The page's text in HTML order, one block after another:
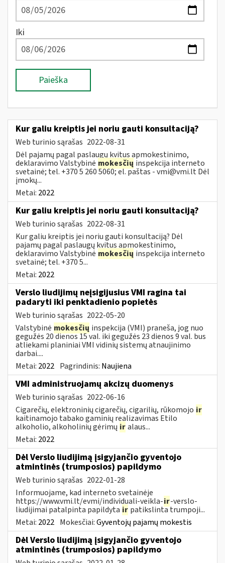
Iki
Paieška
Kur galiu kreiptis jei noriu gauti konsultaciją?
Web turinio sąrašas 2022-08-31
Dėl pajamų pagal paslaugų kvitus apmokestinimo,
deklaravimo Valstybinė mokesčių inspekcija interneto
svetainė; tel. +370 5 260 5060; el. paštas -vmi@vmi.ltDėl
įmokų...
Metai: 2022
Kur galiu kreiptis jei noriu gauti konsultaciją?
Web turinio sąrašas 2022-08-31
Kur galiu kreiptis jei noriu gauti konsultaciją? Dėl
pajamų pagal paslaugų kvitus apmokestinimo,
deklaravimo Valstybinė mokesčių inspekcija interneto
svetainė; tel. +370 5...
Metai: 2022
Verslo liudijimų neįsigijusius VMI ragina tai
padaryti iki penktadienio popietės
Web turinio sąrašas 2022-05-20
Valstybinė mokesčių inspekcija (VMI) praneša, jog nuo
gegužės 20 dienos 15 val. iki gegužės 23 dienos 9 val. bus
atliekami planiniai VMI vidinių sistemų atnaujinimo
darbai....
Metai: 2022 Pagrindinis: Naujiena
VMI administruojamų akcizų duomenys
Web turinio sąrašas 2022-06-16
Cigarečių, elektroninių cigarečių, cigarilių, rūkomojo ir
kaitinamojo tabako gaminių realizavimas Etilo
alkoholio, alkoholinių gėrimų iralaus...
Metai: 2022
Dėl Verslo liudijimą įsigyjančio gyventojo
atmintinės (trumposios) papildymo
Web turinio sąrašas 2022-01-28
Informuojame, kad interneto svetainėje
https://www.vmi.lt/evmi/individuali-veikla-ir-verslo-
liudijimai patalpinta papildyta ir patikslinta trumpoji...
Metai: 2022 Mokesčiai:Gyventojų pajamų mokestis
Dėl Verslo liudijimą įsigyjančio gyventojo
atmintinės (trumposios) papildymo